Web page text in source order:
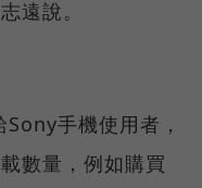
遠說。
手機使用者，
數量，例如購買